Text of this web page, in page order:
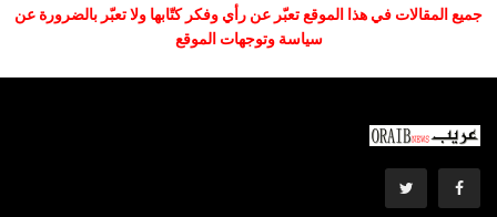
جميع المقالات في هذا الموقع تعبّر عن رأي وفكر كتّابها ولا تعبّر بالضرورة عن
سياسة وتوجهات الموقع